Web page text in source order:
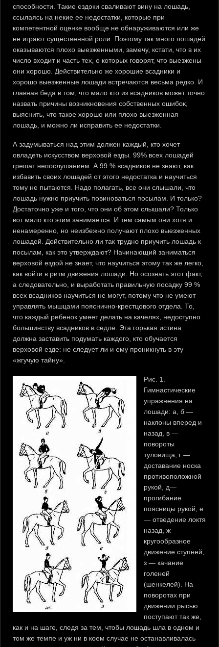
способности. Такие ездоки сваливают вину на лошадь,
ссылаясь на некие ее недостатки, которые при
компетентной оценке вообще не обнаруживаются или же
не играют существенной роли. Поэтому так много лошадей
оказываются плохо выезженными, замечу, кстати, что в их
число входит и часть тех, о которых говорят, что выезжены
они хорошо. Действительно же хорошие всадники и
хорошо выезженные лошади встречаются весьма редко. И
главная беда в том, что мало кто из всадников может точно
назвать причины возникновения собственных ошибок,
выяснить, что такое хорошо или плохо выезженная
лошадь, и можно ли исправить ее недостатки.
А задумываться над этим должен каждый, кто хочет
овладеть искусством верховой езды. 99% всех лошадей
грешат непослушанием. А 99 % всадников не знают, как
избавить своих лошадей от этого недостатка и научиться
тому не пытаются. Надо полагать, все они слышали, что
лошадь нужно приучить повиноваться посылам. И только?
Достаточно уже и того, что они об этом слышали? Только
вот мало кто этим занимается. И тем самым они хотя и
ненамеренно, но неизбежно получают плохо выезженных
лошадей. Действительно ли так трудно приучить лошадь к
посылам, как это утверждают? Начинающий заниматься
верховой ездой не знает, что научиться этому так же легко,
как войти в ритм движения лошади. Но осознать этот факт,
а следовательно, и выработать правильную посадку 99 %
всех всадников научиться не могут, потому что не умеют
управлять мышцами пояснично-крестцового отдела. То,
что каждый ребенок умеет делать на качелях, недоступно
большинству всадников в седле. Эта горькая истина
должна заставить подумать каждого, кто обучается
верховой езде: не следует ли и ему проникнуть в эту
«жгучую тайну».
Рис. 1.
Гимнастические
упражнения на
лошади: а, б —
наклоны вперед и
назад, в —
повороты
туловища, г —
доставание носка
противоположной
рукой, д—
прогибание
поясницы рукой, е
— отведение локтя
назад, ж —
кругообразное
движение ступней,
з — качание
голеней
(шенкелей). На
поворотах при
движении рысью
поступают так же,
как и на шаге, следя за тем, чтобы лошадь шла в одном и
том же темпе и уж ни в коем случае не останавливалась